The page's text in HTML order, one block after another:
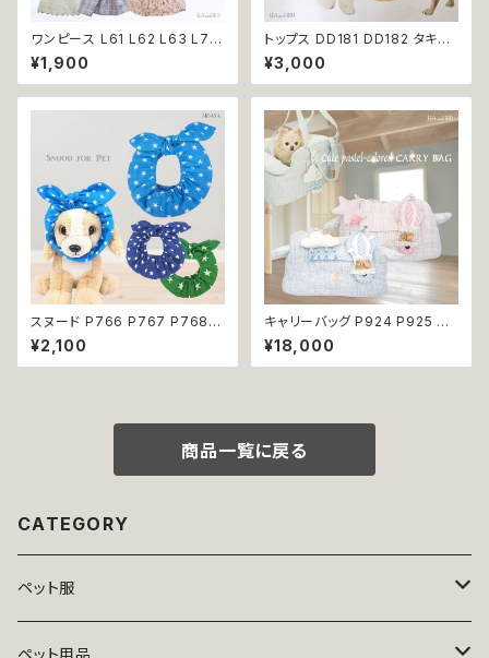
ワンピース L61 L62 L63 L70
ホワイト ピンク グレー フラミン
ゴ レース チェック 犬 猫 ペット
服 犬服 太ベルト ベルト おしゃ
り お呼ばれ お出かけ イベント
パーティー ワンピ dog ドッグ
ウェア 返品交換不可
¥1,900
トップス DD181 DD182 タキシ
ード スーツ フォーマル 蝶ネクタ
イ リボン 犬 猫 ペット 服 犬の
服 猫の服 犬服 猫服 ドッグウェ
シャツ 返品交換不可
¥3,000
スヌード P766 P767 P768
カチューシャ うさ耳 たれ耳 うさ
みみ ドッグウェア ドッグ ウェア
ドッグウエア 犬 猫 ペット 服 犬
¥2,100
キャリーバッグ P924 P925 キ
ャリーケース ショルダーバッグ
ボストンバッグ お出掛け 散歩
旅行 避難用 防災 犬 猫 ペット
¥18,000
商品一覧に戻る
CATEGORY
ペット服
トップス
ペット用品